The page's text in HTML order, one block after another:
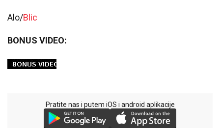
Alo/Blic
BONUS VIDEO:
Pratite nas i putem iOS i android aplikacije